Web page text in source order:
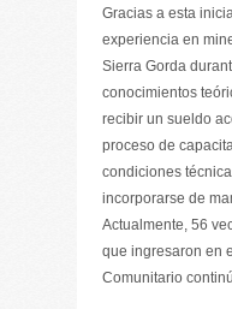
Gracias a esta
experiencia en
Sierra Gorda
conocimientos
recibir un sueldo
proceso de
condiciones
incorporarse de
Actualmente, 56
que ingresaron en
Comunitario